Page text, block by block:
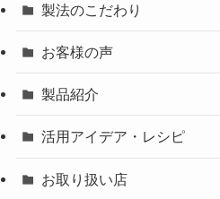
製法のこだわり
お客様の声
製品紹介
活用アイデア・レシピ
お取り扱い店